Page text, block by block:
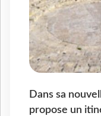
Dans sa
propose un